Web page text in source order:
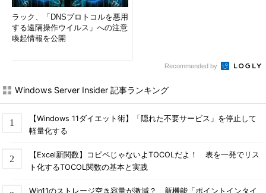
ラック、「DNSプロトコルを悪用
する遠隔操作ウイルス」への注意
喚起情報を公開
Recommended by
Windows Server Insider 記事ランキング
【Windows 11ダイエット術】「隠れた不要サービス」を停止して
軽量化する
【Excel新関数】コピペじゃないよTOCOLだよ！ 表を一発でリス
ト化するTOCOL関数の基本と実践
Win11のストレージ空き容量が激減？ 新機能「ポイントインタイ